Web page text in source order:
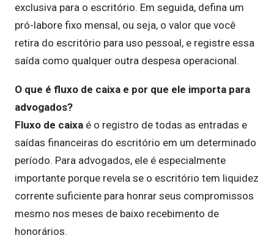
exclusiva para o escritório. Em seguida, defina um
pró-labore fixo mensal, ou seja, o valor que você
retira do escritório para uso pessoal, e registre essa
saída como qualquer outra despesa operacional.
O que é fluxo de caixa e por que ele importa para
advogados?
Fluxo de caixa é o registro de todas as entradas e
saídas financeiras do escritório em um determinado
período. Para advogados, ele é especialmente
importante porque revela se o escritório tem liquidez
corrente suficiente para honrar seus compromissos
mesmo nos meses de baixo recebimento de
honorários.